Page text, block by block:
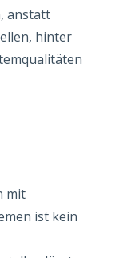
anstatt
hinter
mit
ist kein